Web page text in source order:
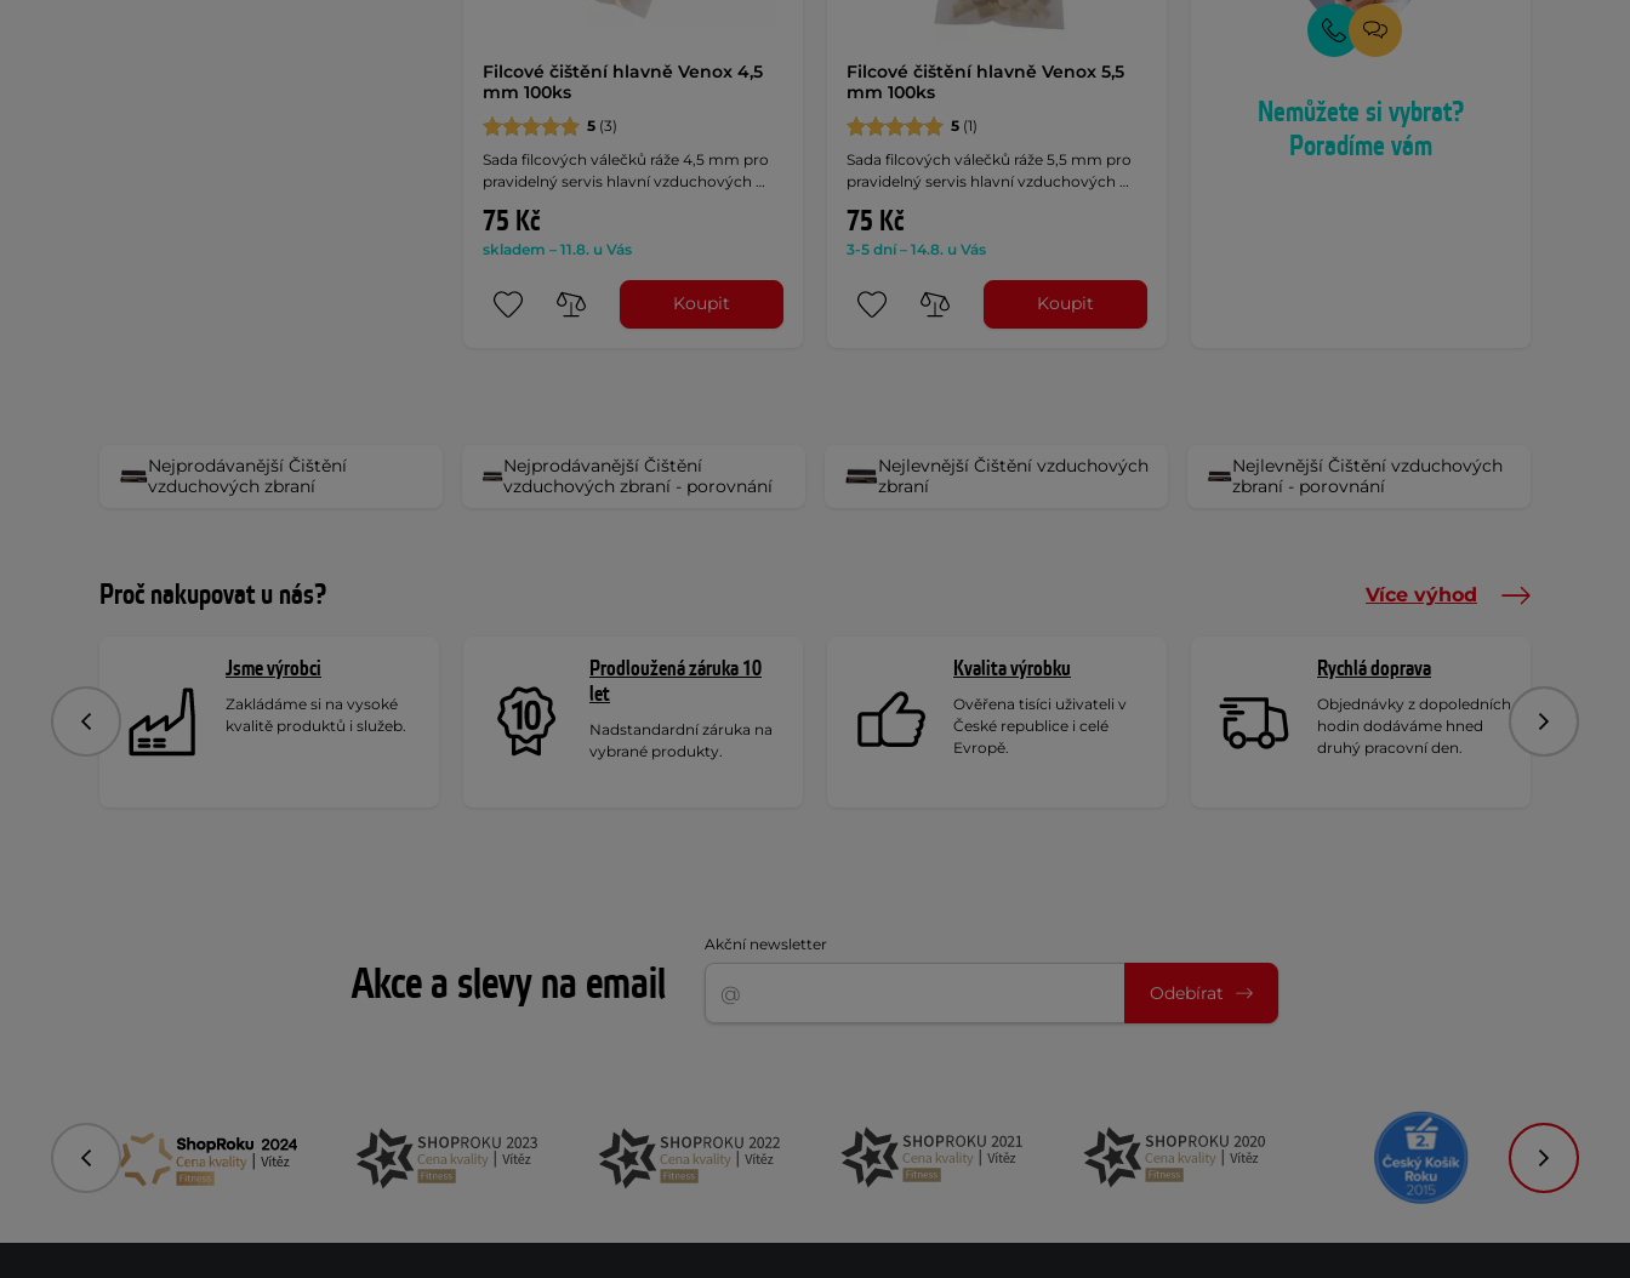
Filcové čištění hlavně Venox 4,5
mm 100ks
5 (3)
Sada filcových válečků ráže 4,5 mm pro
pravidelný servis hlavní vzduchových …
75 Kč
skladem – 11.8. u Vás
Koupit
Filcové čištění hlavně Venox 5,5
mm 100ks
5(1)
Sada filcových válečků ráže 5,5 mm pro
pravidelný servis hlavní vzduchových …
75 Kč
3-5 dní – 14.8. u Vás
Koupit
Nemůžete si vybrat?
Poradíme vám
Nejprodávanější Čištění
vzduchových zbraní
Nejprodávanější Čištění
vzduchových zbraní - porovnání
Nejlevnější Čištění vzduchových
zbraní
Nejlevnější Čištění vzduchových
zbraní - porovnání
Proč nakupovat u nás? Více výhod
Jsme výrobci
Zakládáme si na vysoké
kvalitě produktů i služeb.
Prodloužená záruka 10
let
Nadstandardní záruka na
vybrané produkty.
Kvalita výrobku
Ověřena tisíci uživateli v
České republice i celé
Evropě.
Rychlá doprava
Objednávky z dopoledních
hodin dodáváme hned
druhý pracovní den.
Předchozí
Akce a slevy na email
Akční newsletter
Odebírat
Předchozí